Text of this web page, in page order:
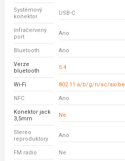
Systémový
konektor
USB-C
Infračervený
port
Ano
Bluetooth Ano
Verze
bluetooth
5.4
Wi-Fi 802.11 a/b/g/n/ac/ax/be
NFC Ano
Konektor jack
3,5mm
Ne
Stereo
reproduktory
Ano
FM rádio Ne